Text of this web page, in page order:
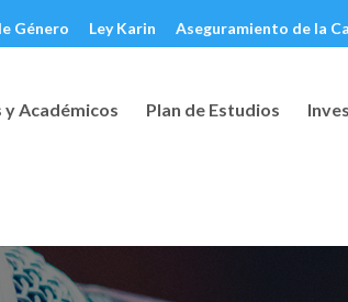
Género Ley Karin Aseguramiento de la
y Académicos Plan de Estudios